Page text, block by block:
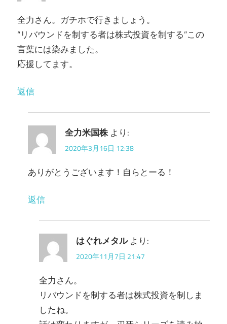
全力さん。ガチホで行きましょう。
“リバウンドを制する者は株式投資を制する”この
言葉には染みました。
応援してます。
返信
全力米国株 より:
2020年3月16日 12:38
ありがとうございます！自らとーる！
返信
はぐれメタル より:
2020年11月7日 21:47
全力さん。
リバウンドを制する者は株式投資を制しま
したね。